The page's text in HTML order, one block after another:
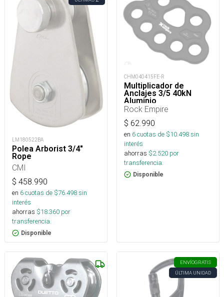
LM180522BA
Polea Arborist 3/4"
Rope
CMI
$ 458.990
en 6cuotas de $76.498sin
interés
ahorras $18.360 por
transferencia.
Disponible
CHM040415FE-R
Multiplicador de
Anclajes 3/5 40kN
Aluminio
Rock Empire
$ 62.990
en 6cuotas de $10.498sin
interés
ahorras $2.520 por
transferencia.
Disponible
ENVÍOGRATIS
ÚLTIMA UNIDAD